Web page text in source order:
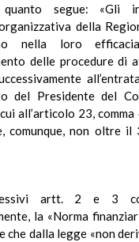
quanto segue: «Gli
della
nella loro
delle procedure di
del Presidente del
all’articolo 23, comma
comunque, non oltre il
artt. 2 e 3
la «Norma
che dalla legge «non